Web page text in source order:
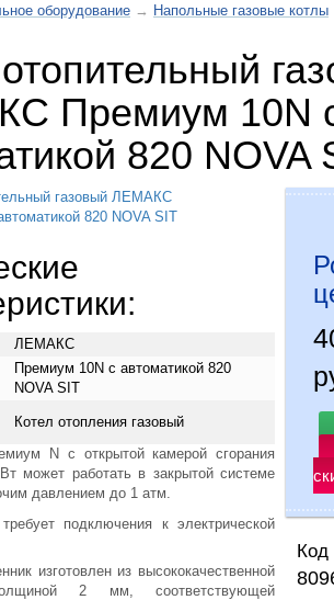
оборудование → Напольные газовые котлы
Премиум 10N
820 NOVA
ЛЕМАКС
Премиум 10N с автоматикой 820
NOVA SIT
Котел отопления газовый
N с открытой камерой сгорания
может работать в закрытой системе
давлением до 1 атм.
подключения к электрической
изготовлен из высококачественной
2 мм, соответствующей
Код